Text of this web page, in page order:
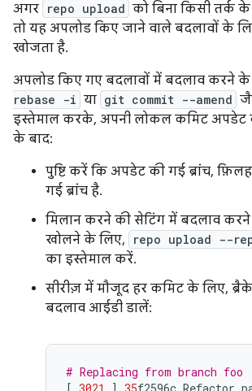
अगर repo upload को बिना किसी तर्क
तो यह अपलोड किए जाने वाले बदलावों के
खोजता है.
अपलोड किए गए बदलावों में बदलाव करने के
rebase -i या git commit --amend
इस्तेमाल करके, अपनी लोकल कमिट अपडेट
के बाद:
पुष्टि करें कि अपडेट की गई ब्रांच,
गई ब्रांच है.
मिलान करने की सेटिंग में बदलाव करने
खोलने के लिए,
repo upload --
का इस्तेमाल करें.
सीरीज़ में मौजूद हर कमिट के लिए,
बदलाव आईडी डालें:
# Replacing from branch foo